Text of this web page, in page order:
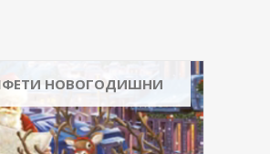
НОВОГОДИШНИ